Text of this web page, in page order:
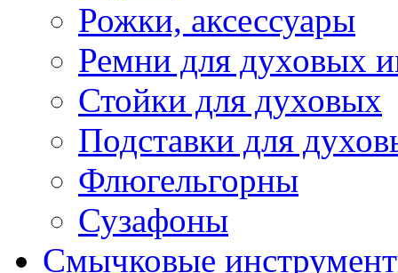
Рожки, аксессуары
Ремни для духовых
Стойки для духовых
Подставки для
Флюгельгорны
Сузафоны
Смычковые